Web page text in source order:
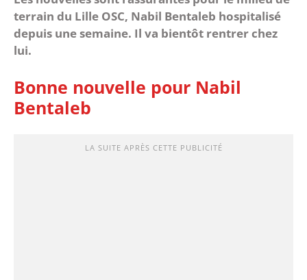
terrain du Lille OSC, Nabil Bentaleb hospitalisé
depuis une semaine. Il va bientôt rentrer chez
lui.
Bonne nouvelle pour Nabil
Bentaleb
LA SUITE APRÈS CETTE PUBLICITÉ